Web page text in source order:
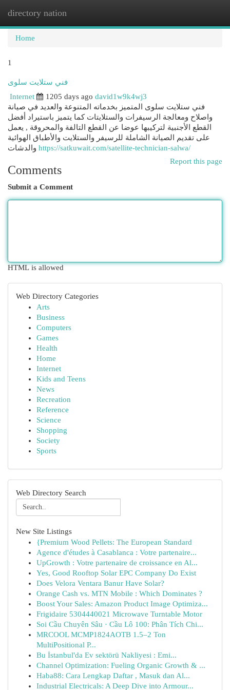
directory nation
Home
1
فني ستلايت سلوى
Internet
1205 days ago david1w9k4wj3
فني ستلايت سلوى المتميز بخدماته المتنوعة والعديد في صيانة
واصلاح ومعالجة الرسيفرات والستلايتات كما يتميز باستيراد أفضل
القطع الأجنبية لتركيبها عوضا عن القطع التالفة والمحروقة , يعمل
على تقديم الصيانة الشاملة للرسيفر والستلايت والأطباق الهوائية
https://satkuwait.com/satellite-technician-salwa/
Report this page
Comments
Submit a Comment
HTML is allowed
Web Directory Categories
Arts
Business
Computers
Games
Health
Home
Internet
Kids and Teens
News
Recreation
Reference
Science
Shopping
Society
Sports
Web Directory Search
New Site Listings
{Premium Wood Pellets: The European Standard
Agence d'études à Casablanca : Votre partenaire...
UpGrowth : Votre partenaire de croissance en Al...
Yes, Good Rooftop Solar EPC Company Do Exist
Does Velora Ventara Banur Have Solar?
Orange Cash vs. MTN Mobile : Which Dominates ?
Boost Your Sales: Amazon Product Image Optimiza...
Frigidaire 5304440021 Microwave Turntable Motor
Soi Cầu Chuyên Sâu · Cầu Lô 100: Phân Tích Chi...
MRCOOL MCMP1824AOTB 1.5–2 Ton
MultiPositional P...
Bu İstanbul'da Ev sektörü Nakliyesi : Emi...
Channel Optimization: Fueling Organic Growth & ...
Haba88: Cara Lengkap Daftar , Masuk dan Al...
Industrial Electricals: A Deep Dive into Armour...